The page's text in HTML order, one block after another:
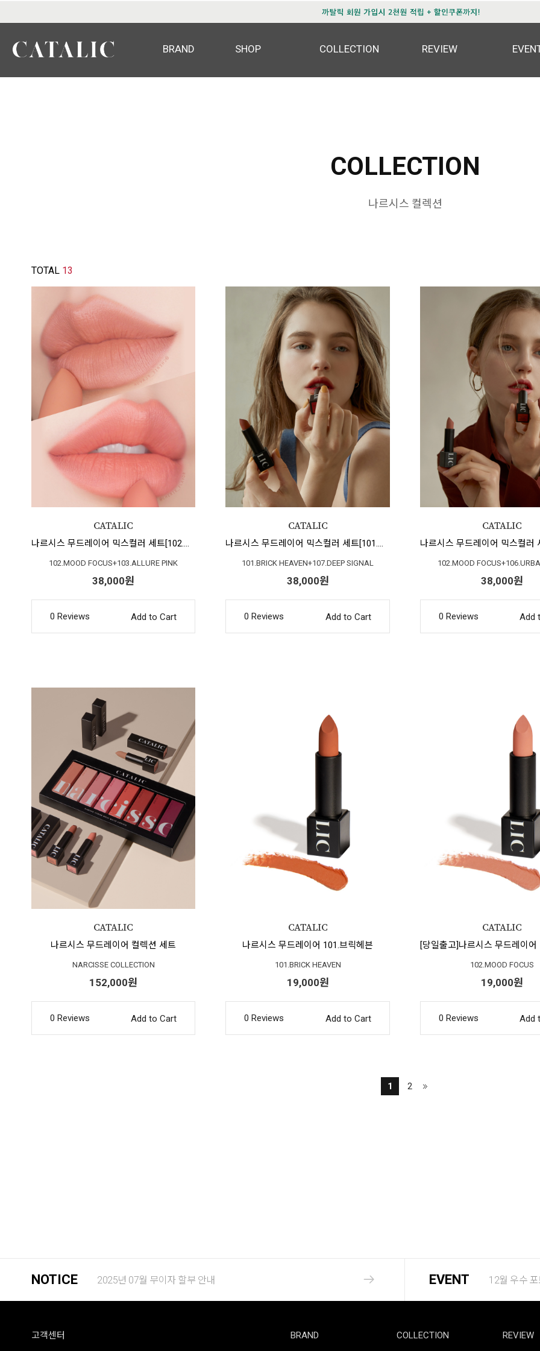
BRAND SHOP COLLECTION REVIEW
COLLECTION
나르시스 컬렉션
TOTAL 13
나르시스 무드레이어 믹스컬러 세트[102.무드포커스+103.얼루어핑크]
102.MOOD FOCUS+103.ALLURE PINK
38,000원
0 Reviews Add to Cart
나르시스 무드레이어 믹스컬러 세트[101.브릭헤븐+107.딥시그널]
101.BRICK HEAVEN+107.DEEP SIGNAL
38,000원
0 Reviews Add to Cart
102.MOOD
38,000원
0 Reviews Add
나르시스 무드레이어 컬렉션 세트
NARCISSE COLLECTION
152,000원
0 Reviews Add to Cart
나르시스 무드레이어 101.브릭헤븐
101.BRICK HEAVEN
19,000원
0 Reviews Add to Cart
102.MOOD FOCUS
19,000원
0 Reviews Add
1 2
NOTICE 2025년 07월 무이자 할부 안내 EVENT 12월 우수
고객센터 BRAND COLLECTION REVIEW